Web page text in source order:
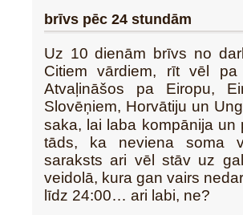
brīvs pēc 24 stundām
Uz 10 dienām brīvs no
Citiem vārdiem, rīt vēl
Atvaļināšos pa Eiropu,
Slovēņiem, Horvātiju un
saka, lai laba kompānija
tāds, ka neviena soma
saraksts ari vēl stāv uz
veidolā, kura gan vairs
līdz 24:00… ari labi, ne?